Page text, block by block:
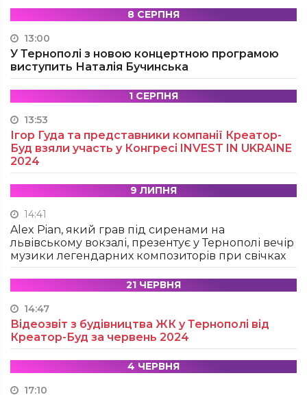
8 СЕРПНЯ
13:00
У Тернополі з новою концертною програмою
виступить Наталія Бучинська
1 СЕРПНЯ
13:53
Ігор Гуда та представники компанії Креатор-
Буд взяли участь у Конгресі INVEST IN UKRAINE
2024
9 ЛИПНЯ
14:41
Alex Pian, який грав під сиренами на
львівському вокзалі, презентує у Тернополі вечір
музики легендарних композиторів при свічках
21 ЧЕРВНЯ
14:47
Відеозвіт з будівництва ЖК у Тернополі від
Креатор-Буд за червень 2024
4 ЧЕРВНЯ
17:10